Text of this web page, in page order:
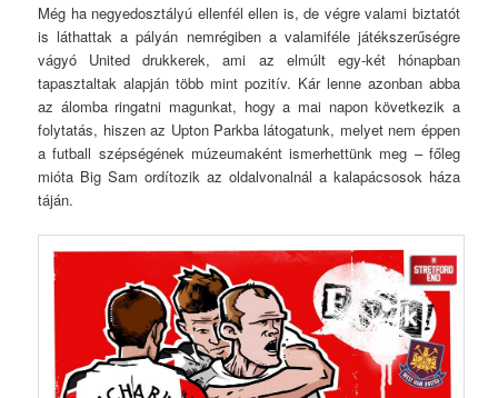
Még ha negyedosztályú ellenfél ellen is, de végre valami biztatót
is láthattak a pályán nemrégiben a valamiféle játékszerűségre
vágyó United drukkerek, ami az elmúlt egy-két hónapban
tapasztaltak alapján több mint pozitív. Kár lenne azonban abba
az álomba ringatni magunkat, hogy a mai napon következik a
folytatás, hiszen az Upton Parkba látogatunk, melyet nem éppen
a futball szépségének múzeumaként ismerhettünk meg – főleg
mióta Big Sam ordítozik az oldalvonalnál a kalapácsosok háza
táján.